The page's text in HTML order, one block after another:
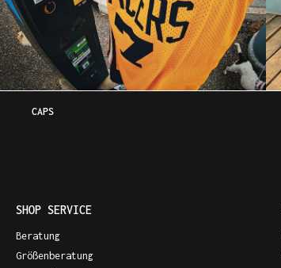
CAPS
SHOP SERVICE
Beratung
Größenberatung